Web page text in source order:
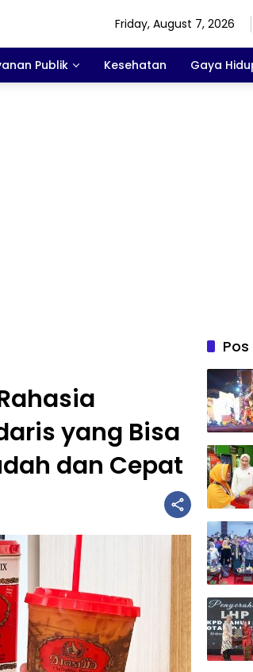
Friday, August 7, 2026
Publik Kesehatan Gaya
yang Bisa
dan Cepat